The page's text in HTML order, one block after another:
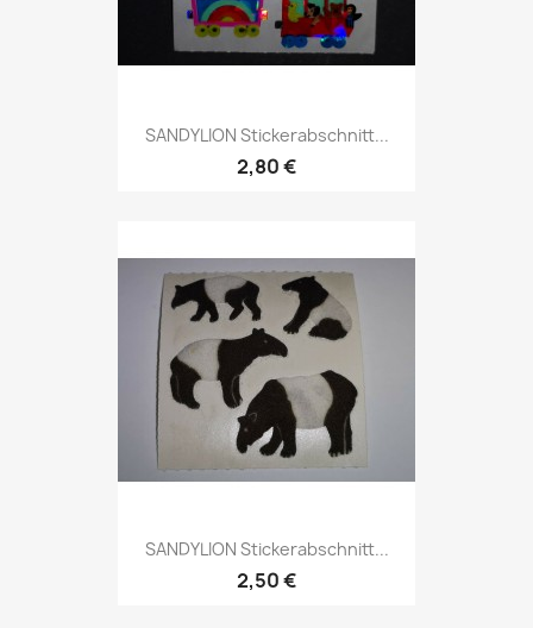
SANDYLION Stickerabschnitt...
2,80 €
SANDYLION Stickerabschnitt...
2,50 €